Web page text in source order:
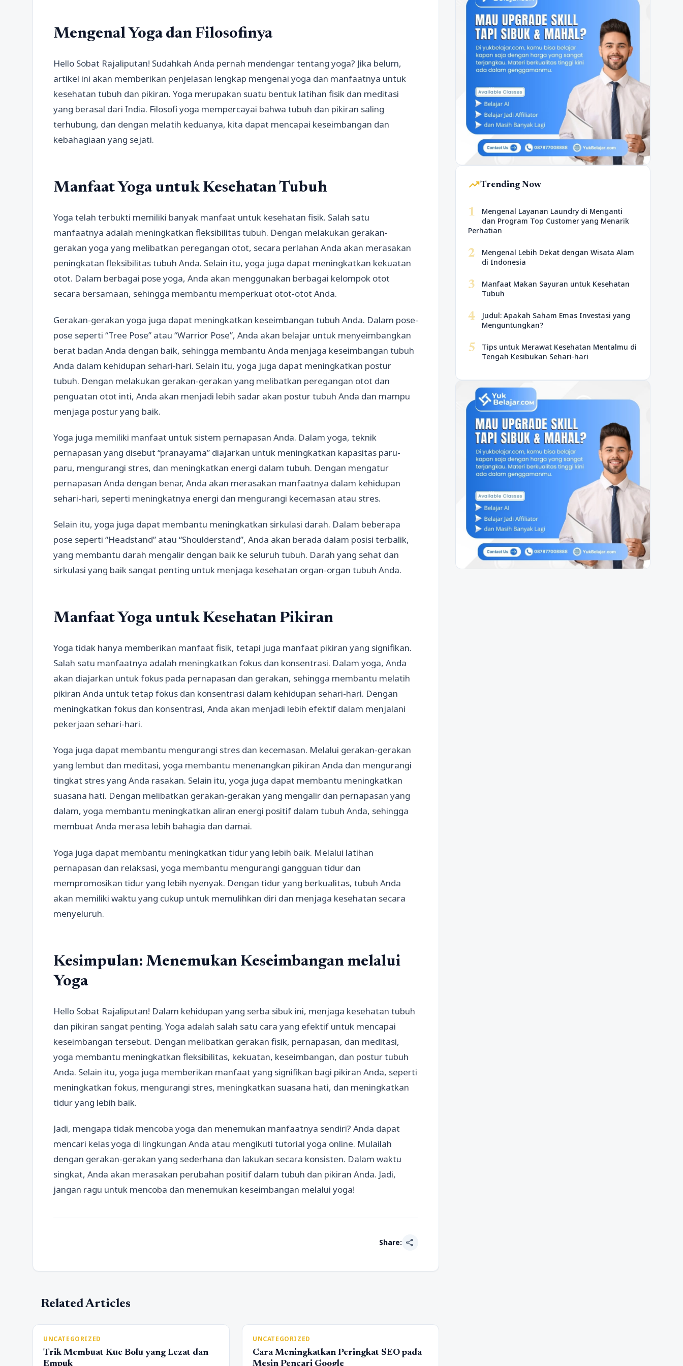
Mengenal Yoga dan Filosofinya
Hello Sobat Rajaliputan! Sudahkah Anda pernah mendengar tentang yoga? Jika belum,
artikel ini akan memberikan penjelasan lengkap mengenai yoga dan manfaatnya untuk
kesehatan tubuh dan pikiran. Yoga merupakan suatu bentuk latihan fisik dan meditasi
yang berasal dari India. Filosofi yoga mempercayai bahwa tubuh dan pikiran saling
terhubung, dan dengan melatih keduanya, kita dapat mencapai keseimbangan dan
kebahagiaan yang sejati.
Manfaat Yoga untuk Kesehatan Tubuh
Yoga telah terbukti memiliki banyak manfaat untuk kesehatan fisik. Salah satu
manfaatnya adalah meningkatkan fleksibilitas tubuh. Dengan melakukan gerakan-
gerakan yoga yang melibatkan peregangan otot, secara perlahan Anda akan merasakan
peningkatan fleksibilitas tubuh Anda. Selain itu, yoga juga dapat meningkatkan kekuatan
otot. Dalam berbagai pose yoga, Anda akan menggunakan berbagai kelompok otot
secara bersamaan, sehingga membantu memperkuat otot-otot Anda.
Gerakan-gerakan yoga juga dapat meningkatkan keseimbangan tubuh Anda. Dalam pose-
pose seperti “Tree Pose” atau “Warrior Pose”, Anda akan belajar untuk menyeimbangkan
berat badan Anda dengan baik, sehingga membantu Anda menjaga keseimbangan tubuh
Anda dalam kehidupan sehari-hari. Selain itu, yoga juga dapat meningkatkan postur
tubuh. Dengan melakukan gerakan-gerakan yang melibatkan peregangan otot dan
penguatan otot inti, Anda akan menjadi lebih sadar akan postur tubuh Anda dan mampu
menjaga postur yang baik.
Yoga juga memiliki manfaat untuk sistem pernapasan Anda. Dalam yoga, teknik
pernapasan yang disebut “pranayama” diajarkan untuk meningkatkan kapasitas paru-
paru, mengurangi stres, dan meningkatkan energi dalam tubuh. Dengan mengatur
pernapasan Anda dengan benar, Anda akan merasakan manfaatnya dalam kehidupan
sehari-hari, seperti meningkatnya energi dan mengurangi kecemasan atau stres.
Selain itu, yoga juga dapat membantu meningkatkan sirkulasi darah. Dalam beberapa
pose seperti “Headstand” atau “Shoulderstand”, Anda akan berada dalam posisi terbalik,
yang membantu darah mengalir dengan baik ke seluruh tubuh. Darah yang sehat dan
sirkulasi yang baik sangat penting untuk menjaga kesehatan organ-organ tubuh Anda.
Manfaat Yoga untuk Kesehatan Pikiran
Yoga tidak hanya memberikan manfaat fisik, tetapi juga manfaat pikiran yang signifikan.
Salah satu manfaatnya adalah meningkatkan fokus dan konsentrasi. Dalam yoga, Anda
akan diajarkan untuk fokus pada pernapasan dan gerakan, sehingga membantu melatih
pikiran Anda untuk tetap fokus dan konsentrasi dalam kehidupan sehari-hari. Dengan
meningkatkan fokus dan konsentrasi, Anda akan menjadi lebih efektif dalam menjalani
pekerjaan sehari-hari.
Yoga juga dapat membantu mengurangi stres dan kecemasan. Melalui gerakan-gerakan
yang lembut dan meditasi, yoga membantu menenangkan pikiran Anda dan mengurangi
tingkat stres yang Anda rasakan. Selain itu, yoga juga dapat membantu meningkatkan
suasana hati. Dengan melibatkan gerakan-gerakan yang mengalir dan pernapasan yang
dalam, yoga membantu meningkatkan aliran energi positif dalam tubuh Anda, sehingga
membuat Anda merasa lebih bahagia dan damai.
Yoga juga dapat membantu meningkatkan tidur yang lebih baik. Melalui latihan
pernapasan dan relaksasi, yoga membantu mengurangi gangguan tidur dan
mempromosikan tidur yang lebih nyenyak. Dengan tidur yang berkualitas, tubuh Anda
akan memiliki waktu yang cukup untuk memulihkan diri dan menjaga kesehatan secara
menyeluruh.
Kesimpulan: Menemukan Keseimbangan melalui
Yoga
Hello Sobat Rajaliputan! Dalam kehidupan yang serba sibuk ini, menjaga kesehatan tubuh
dan pikiran sangat penting. Yoga adalah salah satu cara yang efektif untuk mencapai
keseimbangan tersebut. Dengan melibatkan gerakan fisik, pernapasan, dan meditasi,
yoga membantu meningkatkan fleksibilitas, kekuatan, keseimbangan, dan postur tubuh
Anda. Selain itu, yoga juga memberikan manfaat yang signifikan bagi pikiran Anda, seperti
meningkatkan fokus, mengurangi stres, meningkatkan suasana hati, dan meningkatkan
tidur yang lebih baik.
Jadi, mengapa tidak mencoba yoga dan menemukan manfaatnya sendiri? Anda dapat
mencari kelas yoga di lingkungan Anda atau mengikuti tutorial yoga online. Mulailah
dengan gerakan-gerakan yang sederhana dan lakukan secara konsisten. Dalam waktu
singkat, Anda akan merasakan perubahan positif dalam tubuh dan pikiran Anda. Jadi,
jangan ragu untuk mencoba dan menemukan keseimbangan melalui yoga!
Share: share
Related Articles
UNCATEGORIZED
Trik Membuat Kue Bolu yang Lezat dan
Empuk
UNCATEGORIZED
Cara Meningkatkan Peringkat SEO pada
Mesin Pencari Google
trending_upTrending Now
1
Mengenal Layanan Laundry di Menganti
dan Program Top Customer yang Menarik
Perhatian
2
Mengenal Lebih Dekat dengan Wisata Alam
di Indonesia
3
Manfaat Makan Sayuran untuk Kesehatan
Tubuh
4
Judul: Apakah Saham Emas Investasi yang
Menguntungkan?
5
Tips untuk Merawat Kesehatan Mentalmu di
Tengah Kesibukan Sehari-hari